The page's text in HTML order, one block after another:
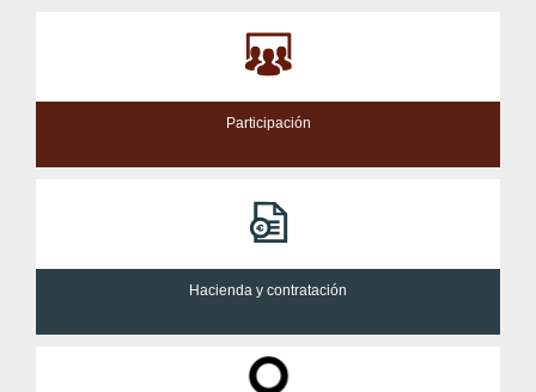
Participación
Hacienda y contratación